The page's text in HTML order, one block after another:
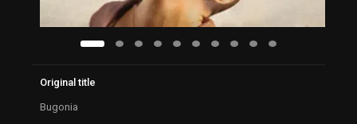
Original title
Bugonia